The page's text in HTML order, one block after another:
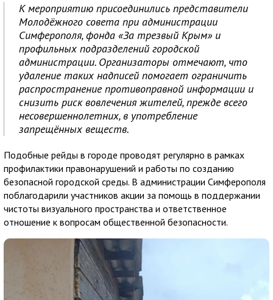
К мероприятию присоединились представители
Молодёжного совета при администрации
Симферополя, фонда «За трезвый Крым» и
профильных подразделений городской
администрации. Организаторы отмечают, что
удаление таких надписей помогает ограничить
распространение противоправной информации и
снизить риск вовлечения жителей, прежде всего
несовершеннолетних, в употребление
запрещённых веществ.
Подобные рейды в городе проводят регулярно в рамках
профилактики правонарушений и работы по созданию
безопасной городской среды. В администрации Симферополя
поблагодарили участников акции за помощь в поддержании
чистоты визуального пространства и ответственное
отношение к вопросам общественной безопасности.